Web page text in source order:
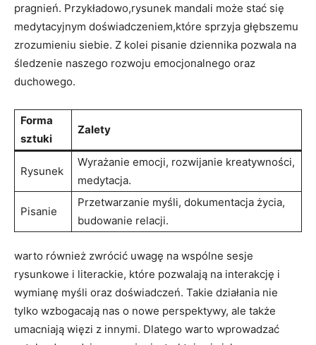
pragnień. Przykładowo,rysunek mandali może stać się
medytacyjnym doświadczeniem,które sprzyja głębszemu
zrozumieniu siebie. Z kolei pisanie dziennika pozwala na
śledzenie naszego rozwoju emocjonalnego oraz
duchowego.
Forma
sztuki
Zalety
Rysunek
Wyrażanie emocji, rozwijanie kreatywności,
medytacja.
Pisanie
Przetwarzanie myśli, dokumentacja życia,
budowanie relacji.
warto również zwrócić uwagę na wspólne sesje
rysunkowe i literackie, które pozwalają na interakcję i
wymianę myśli oraz doświadczeń. Takie działania nie
tylko wzbogacają nas o nowe perspektywy, ale także
umacniają więzi z innymi. Dlatego warto wprowadzać